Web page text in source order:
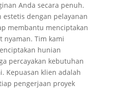
Anda secara penuh.
dengan pelayanan
membantu menciptakan
nyaman. Tim kami
hunian
percayakan kebutuhan
Kepuasan klien adalah
pengerjaan proyek